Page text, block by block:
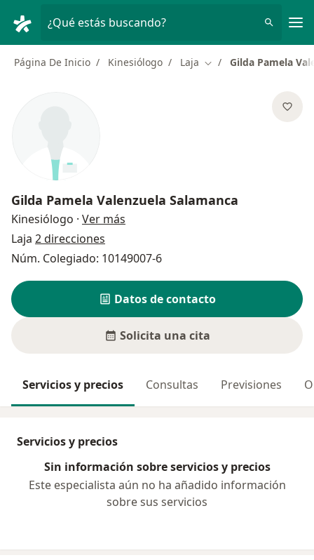
¿Qué estás buscando?
Página De Inicio Kinesiólogo Laja Cambiar de ciudad
Gilda Pamela
Gilda Pamela Valenzuela Salamanca
Kinesiólogo · Ver más
Laja 2 direcciones
Núm. Colegiado: 10149007-6
Datos de contacto
Solicita una cita
Servicios y precios Consultas Previsiones
Servicios y precios
Sin información sobre servicios y precios
Este especialista aún no ha añadido información
sobre sus servicios